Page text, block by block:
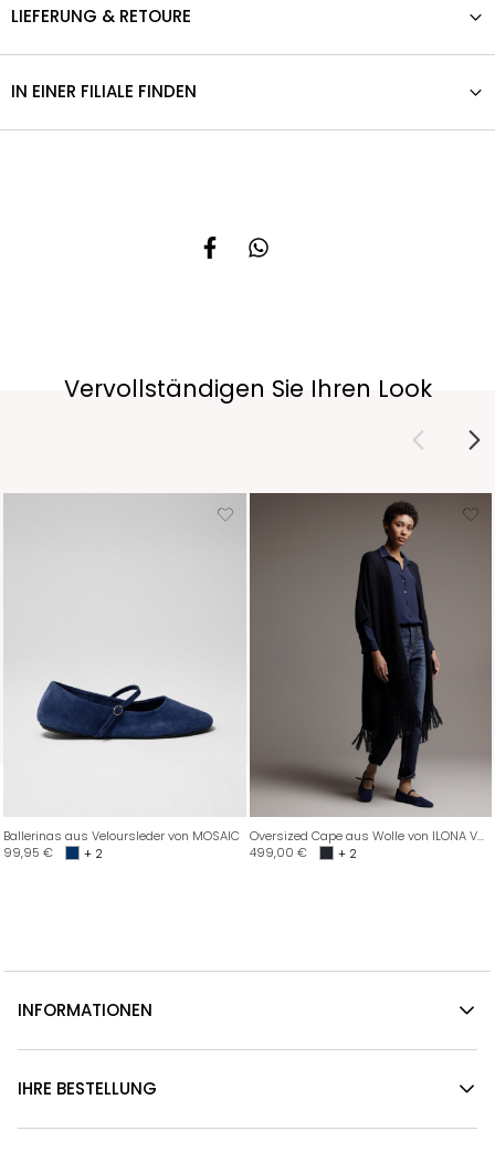
LIEFERUNG & RETOURE
IN EINER FILIALE FINDEN
Vervollständigen Sie Ihren Look
Ballerinas aus Veloursleder von MOSAIC
99,95 € + 2
Oversized Cape aus Wolle von ILONA VON PREUSCHEN
499,00 € + 2
INFORMATIONEN
IHRE BESTELLUNG